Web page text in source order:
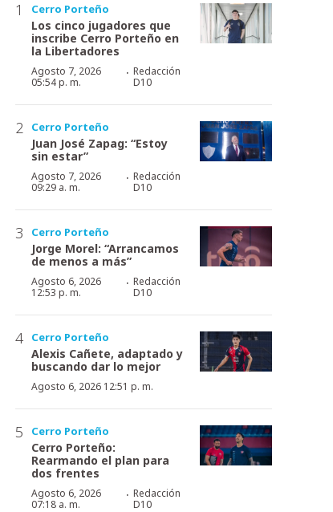
Cerro Porteño
Los cinco jugadores que
inscribe Cerro Porteño en
la Libertadores
Agosto 7, 2026
05:54 p. m.
· Redacción
D10
Cerro Porteño
Juan José Zapag: “Estoy
sin estar”
Agosto 7, 2026
09:29 a. m.
· Redacción
D10
Cerro Porteño
Jorge Morel: “Arrancamos
de menos a más”
Agosto 6, 2026
12:53 p. m.
· Redacción
D10
Cerro Porteño
Alexis Cañete, adaptado y
buscando dar lo mejor
Agosto 6, 2026 12:51 p. m.
Cerro Porteño
Cerro Porteño:
Rearmando el plan para
dos frentes
Agosto 6, 2026
07:18 a. m.
· Redacción
D10